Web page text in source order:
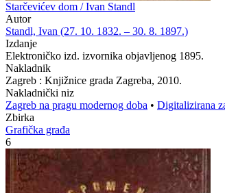
Starčevićev dom / Ivan Standl
Autor
Standl, Ivan (27. 10. 1832. – 30. 8. 1897.)
Izdanje
Elektroničko izd. izvornika objavljenog 1895.
Nakladnik
Zagreb : Knjižnice grada Zagreba, 2010.
Nakladnički niz
Zagreb na pragu modernog doba • Digitalizirana
Zbirka
Grafička građa
6